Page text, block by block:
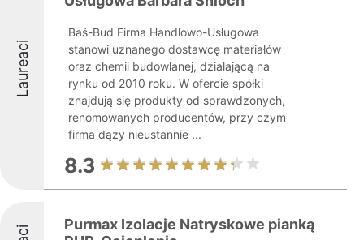
Laureaci
Baś-Bud Firma Handlowo-Usługowa
stanowi uznanego dostawcę materiałów
oraz chemii budowlanej, działającą na
rynku od 2010 roku. W ofercie spółki
znajdują się produkty od sprawdzonych,
renomowanych producentów, przy czym
firma dąży nieustannie ...
8.3
Purmax Izolacje Natryskowe pianką